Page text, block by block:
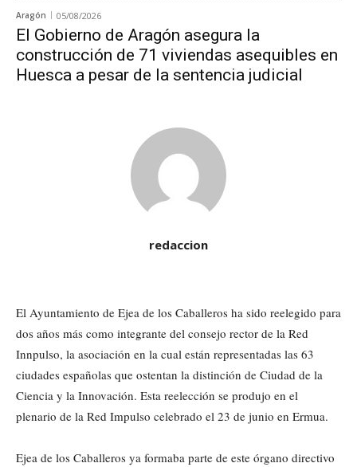
Aragón 05/08/2026
El Gobierno de Aragón asegura la
construcción de 71 viviendas asequibles en
Huesca a pesar de la sentencia judicial
redaccion
El Ayuntamiento de Ejea de los Caballeros ha sido reelegido para
dos años más como integrante del consejo rector de la Red
Innpulso, la asociación en la cual están representadas las 63
ciudades españolas que ostentan la distinción de Ciudad de la
Ciencia y la Innovación. Esta reelección se produjo en el
plenario de la Red Impulso celebrado el 23 de junio en Ermua.
Ejea de los Caballeros ya formaba parte de este órgano directivo